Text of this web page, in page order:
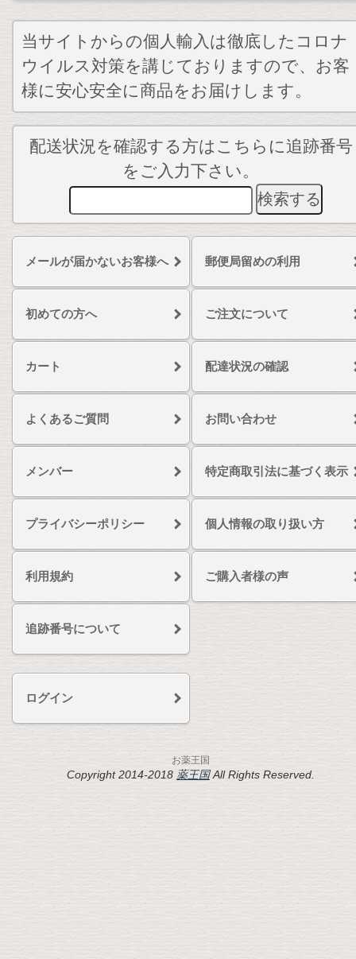
当サイトからの個人輸入は徹底したコロナ
ウイルス対策を講じておりますので、お客
様に安心安全に商品をお届けします。
配送状況を確認する方はこちらに追跡番号
をご入力下さい。
メールが届かないお客様へ 郵便局留めの利用
初めての方へ ご注文について
カート 配達状況の確認
よくあるご質問 お問い合わせ
メンバー 特定商取引法に基づく表示
プライバシーポリシー 個人情報の取り扱い方
利用規約 ご購入者様の声
追跡番号について
ログイン
お薬王国
Copyright 2014-2018 薬王国All Rights Reserved.